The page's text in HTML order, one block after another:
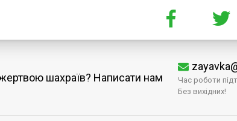
шахраїв? Написати нам
Час роботи
Без вихідних!